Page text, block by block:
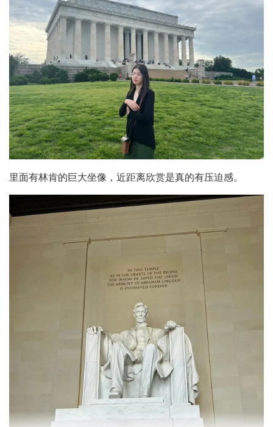
里面有林肯的巨大坐像，近距离欣赏是真的有压迫感。